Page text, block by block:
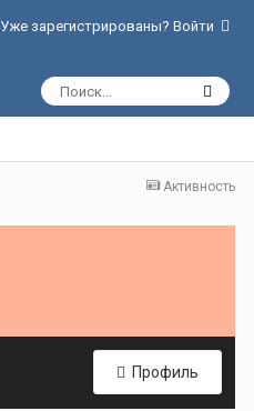
Уже зарегистрированы? Войти
Активность
Профиль